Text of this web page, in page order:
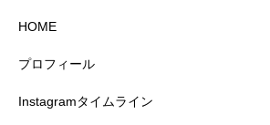
HOME
プロフィール
Instagramタイムライン